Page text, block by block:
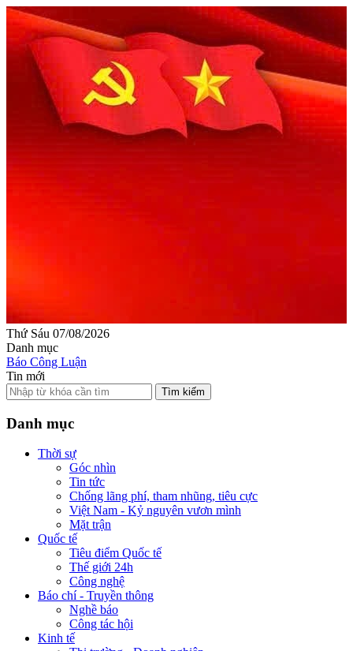
Thứ Sáu 07/08/2026
Danh mục
Báo Công Luận
Tin mới
Tìm kiếm
Danh mục
Thời sự
Góc nhìn
Tin tức
Chống lãng phí, tham nhũng, tiêu cực
Việt Nam - Kỷ nguyên vươn mình
Mặt trận
Quốc tế
Tiêu điểm Quốc tế
Thế giới 24h
Công nghệ
Báo chí - Truyền thông
Nghề báo
Công tác hội
Kinh tế